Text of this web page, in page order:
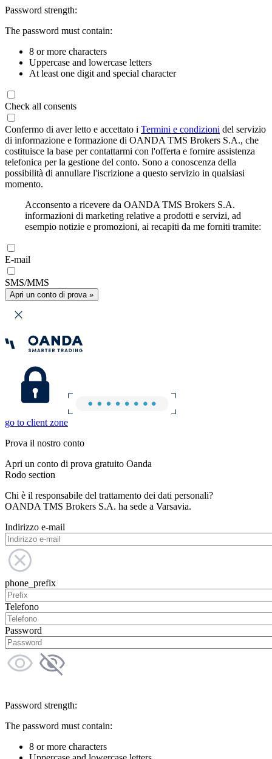
Password strength:
The password must contain:
8 or more characters
Uppercase and lowercase letters
At least one digit and special character
Check all consents
Confermo di aver letto e accettato i Termini e condizioni del servizio
di informazione e formazione di OANDA TMS Brokers S.A., che
costituisce la base per contattarmi con l'offerta e fornire assistenza
telefonica per la gestione del conto. Sono a conoscenza della
possibilità di annullare l'iscrizione a questo servizio in qualsiasi
momento.
Acconsento a ricevere da OANDA TMS Brokers S.A.
informazioni di marketing relative a prodotti e servizi, ad
esempio notizie e promozioni, ai recapiti da me forniti tramite:
E-mail
SMS/MMS
Apri un conto di prova »
go to client zone
Prova il nostro conto
Apri un conto di prova gratuito Oanda
Rodo section
Chi è il responsabile del trattamento dei dati personali?
OANDA TMS Brokers S.A. ha sede a Varsavia.
Indirizzo e-mail
phone_prefix
Telefono
Password
Password strength:
The password must contain:
8 or more characters